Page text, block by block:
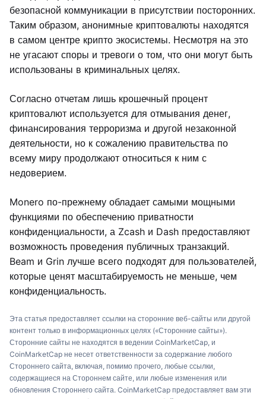
безопасной коммуникации в присутствии посторонних.
Таким образом, анонимные криптовалюты находятся
в самом центре крипто экосистемы. Несмотря на это
не угасают споры и тревоги о том, что они могут быть
использованы в криминальных целях.
Согласно отчетам лишь крошечный процент
криптовалют используется для отмывания денег,
финансирования терроризма и другой незаконной
деятельности, но к сожалению правительства по
всему миру продолжают относиться к ним с
недоверием.
Monero по-прежнему обладает самыми мощными
функциями по обеспечению приватности
конфиденциальности, а Zcash и Dash предоставляют
возможность проведения публичных транзакций.
Beam и Grin лучше всего подходят для пользователей,
которые ценят масштабируемость не меньше, чем
конфиденциальность.
Эта статья предоставляет ссылки на сторонние веб-сайты или другой
контент только в информационных целях («Сторонние сайты»).
Сторонние сайты не находятся в ведении CoinMarketCap, и
CoinMarketCap не несет ответственности за содержание любого
Стороннего сайта, включая, помимо прочего, любые ссылки,
содержащиеся на Стороннем сайте, или любые изменения или
обновления Стороннего сайта. CoinMarketCap предоставляет вам эти